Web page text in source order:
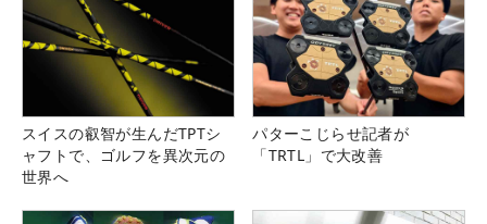
スイスの叡智が生んだTPTシ
ャフトで、ゴルフを異次元の
世界へ
パターこじらせ記者が
「TRTL」で大改善